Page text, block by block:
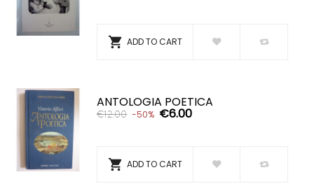
 ADD TO CART
ANTOLOGIA POETICA
€12.00 -50% €6.00
 ADD TO CART